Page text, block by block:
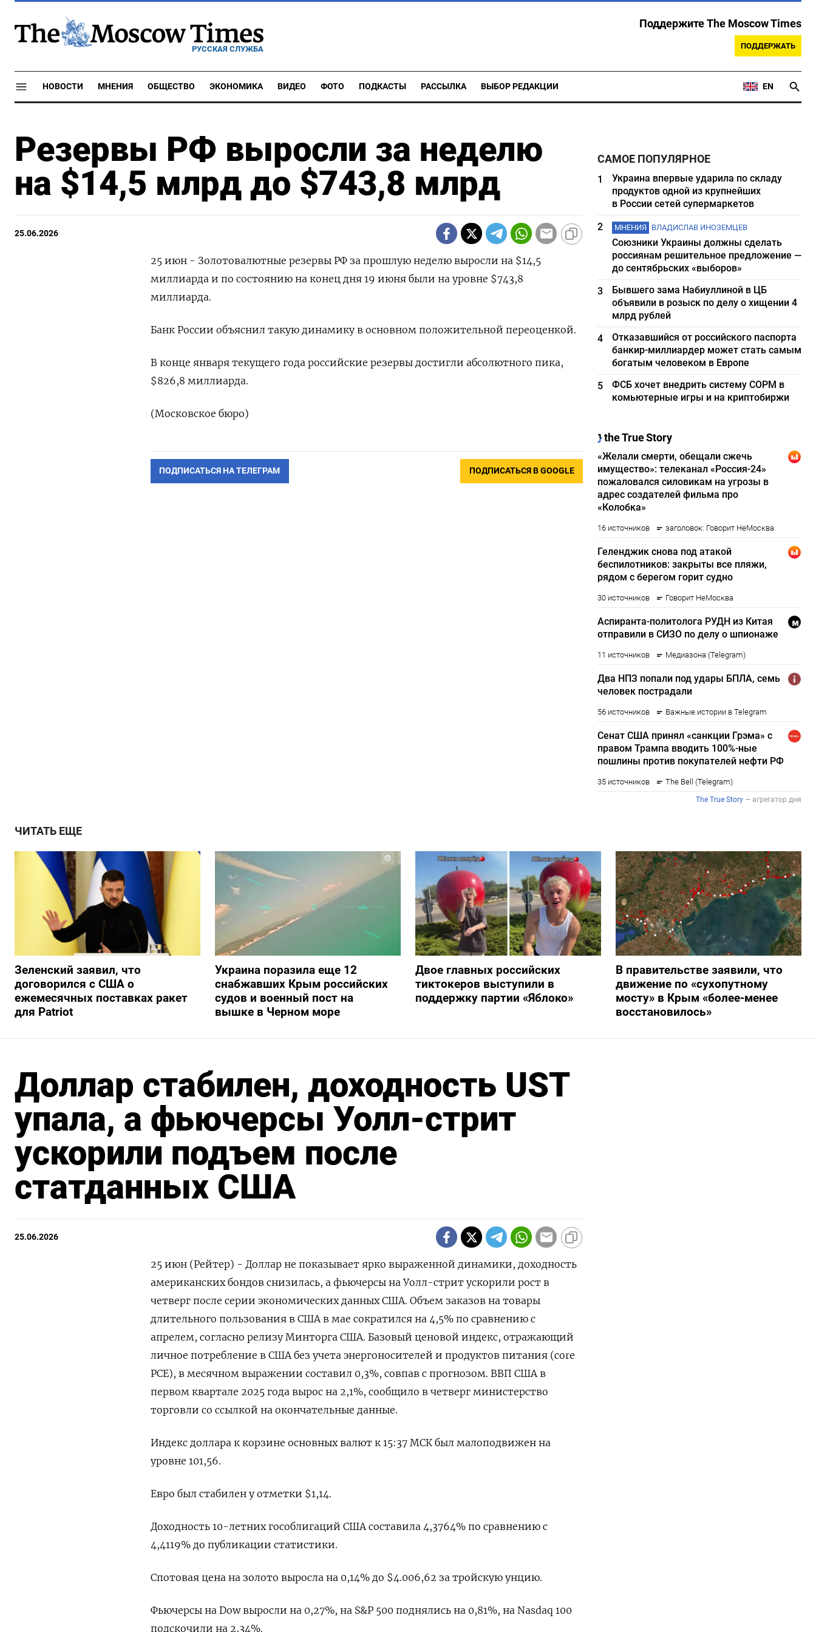
РУССКАЯ СЛУЖБА
Поддержите The Moscow Times
ПОДДЕРЖАТЬ
НОВОСТИ МНЕНИЯ ОБЩЕСТВО ЭКОНОМИКА ВИДЕО ФОТО ПОДКАСТЫ РАССЫЛКА ВЫБОР РЕДАКЦИИ EN
Резервы РФ выросли за неделю
на $14,5 млрд до $743,8 млрд
25.06.2026
25 июн - Золотовалютные резервы ‌РФ ​за прошлую ​неделю ​выросли на $14,5
⁠миллиарда ‌и ‌по состоянию на ​конец ‌дня ​19 ‌июня были на уровне $743,8
миллиарда.
Банк ​России ​объяснил ‌такую ​динамику в основном положительной переоценкой.
В конце января ​текущего ⁠года российские ‌резервы ‌достигли абсолютного пика,
$826,8 ​миллиарда.
(Московское ‌бюро)
ПОДПИСАТЬСЯ НА ТЕЛЕГРАМ ПОДПИСАТЬСЯ В GOOGLE
САМОЕ ПОПУЛЯРНОЕ
1
Украина впервые ударила по складу
продуктов одной из крупнейших
в России сетей супермаркетов
2
МНЕНИЯ ВЛАДИСЛАВ ИНОЗЕМЦЕВ
Союзники Украины должны сделать
россиянам решительное предложение —
до сентябрьских «выборов»
3
Бывшего зама Набиуллиной в ЦБ
объявили в розыск по делу о хищении 4
млрд рублей
4
Отказавшийся от российского паспорта
банкир-миллиардер может стать самым
богатым человеком в Европе
5
ФСБ хочет внедрить систему СОРМ в
комьютерные игры и на криптобиржи
ЧИТАТЬ ЕЩЕ
Зеленский заявил, что
договорился с США о
ежемесячных поставках ракет
для Patriot
Украина поразила еще 12
снабжавших Крым российских
судов и военный пост на
вышке в Черном море
Двое главных российских
тиктокеров выступили в
поддержку партии «Яблоко»
В правительстве заявили, что
движение по «сухопутному
мосту» в Крым «более-менее
восстановилось»
Доллар стабилен, доходность UST
упала, а фьючерсы Уолл-стрит
ускорили подъем после
статданных США
25.06.2026
25 июн (Рейтер) - Доллар не показывает ярко выраженной динамики, доходность
американских бондов снизилась, а фьючерсы на Уолл-стрит ‌ускорили рост в
четверг после серии экономических данных США. Объем заказов на товары
длительного пользования в ​США в ​мае сократился ​на 4,5% по ⁠сравнению с
апрелем, согласно ‌релизу Минторга США. Базовый ценовой ‌индекс, отражающий
личное потребление в США без учета энергоносителей ​и продуктов питания (core
PCE), в ‌месячном выражении составил 0,3%, совпав с прогнозом. ВВП ​США в
первом квартале 2025 года ‌вырос на 2,1%, сообщило в четверг министерство
торговли со ссылкой на окончательные данные.
Индекс ​доллара к ​корзине ‌основных валют к 15:37 МСК был малоподвижен на ​
уровне 101,56.
Евро был стабилен у отметки $1,14.
Доходность 10-летних гособлигаций США составила 4,3764% по сравнению с
4,4119% до публикации статистики.
Спотовая цена на золото выросла на 0,14% до $4.006,62 за тройскую унцию.
Фьючерсы на ​Dow выросли ⁠на 0,27%, на S&P 500 поднялись на 0,81%, на ‌Nasdaq 100
подскочили на 2,34%.